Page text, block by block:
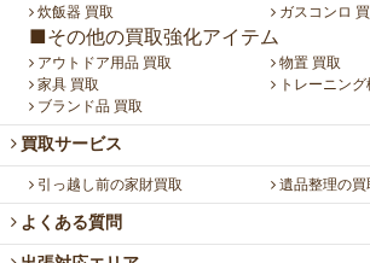
炊飯器 買取
ガスコンロ
■その他の買取強化アイテム
アウトドア用品 買取
物置 買取
家具 買取
トレーニング
ブランド品 買取
買取サービス
引っ越し前の家財買取 遺品整理の買
よくある質問